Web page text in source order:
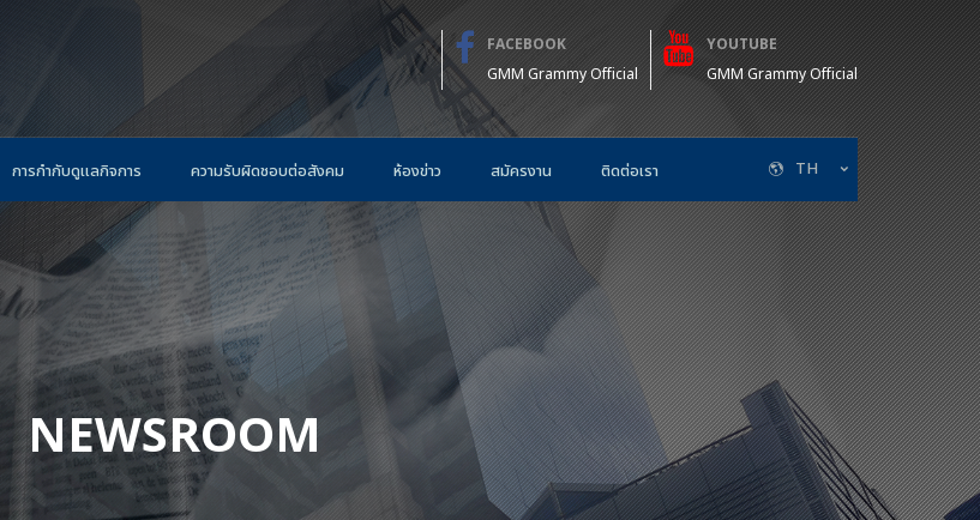
FACEBOOK
GMM Grammy Official
YOUTUBE
GMM Grammy Official
การกำกับดูแลกิจการ ความรับผิดชอบต่อสังคม ห้องข่าว สมัครงาน ติดต่อเรา TH
NEWSROOM